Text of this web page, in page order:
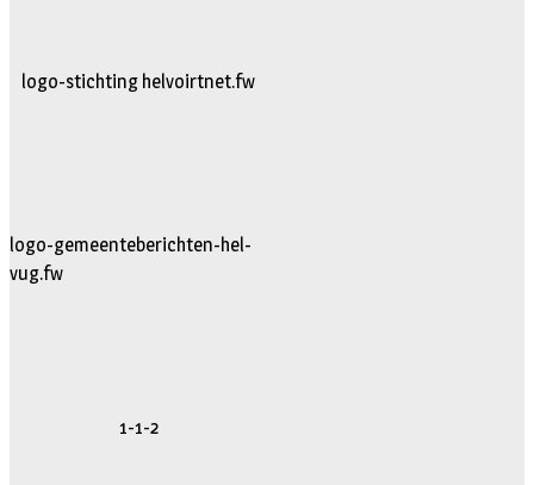
logo-stichting helvoirtnet.fw
logo-gemeenteberichten-hel-
vug.fw
1-1-2